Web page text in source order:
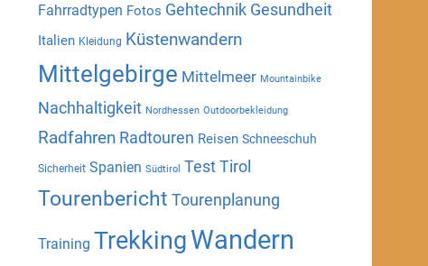
Fahrradtypen Fotos Gehtechnik Gesundheit
Italien Kleidung Küstenwandern
Mittelgebirge Mittelmeer Mountainbike
Nachhaltigkeit Nordhessen Outdoorbekleidung
Radfahren Radtouren Reisen Schneeschuh
Sicherheit Spanien Südtirol TestTirol
Tourenbericht Tourenplanung
Training TrekkingWandern